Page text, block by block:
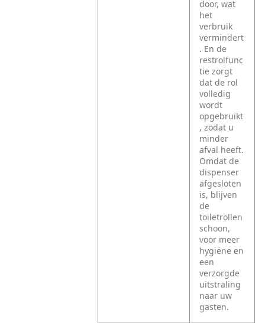
door, wat
het
verbruik
vermindert
. En de
restrolfunc
tie zorgt
dat de rol
volledig
wordt
opgebruikt
, zodat u
minder
afval heeft.
Omdat de
dispenser
afgesloten
is, blijven
de
toiletrollen
schoon,
voor meer
hygiëne en
een
verzorgde
uitstraling
naar uw
gasten.